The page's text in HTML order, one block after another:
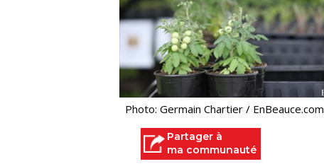
Photo: Germain Chartier / EnBeauce.com
Partager à
ma communauté